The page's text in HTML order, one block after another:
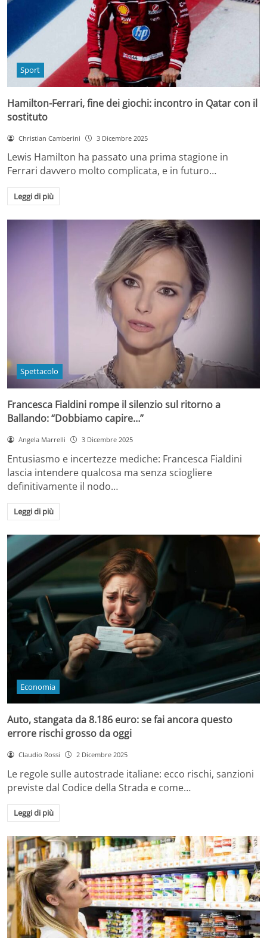
Sport
Hamilton-Ferrari, fine dei giochi: incontro in Qatar con il
sostituto
Christian Camberini 3 Dicembre 2025
Lewis Hamilton ha passato una prima stagione in
Ferrari davvero molto complicata, e in futuro…
Leggi di più
Spettacolo
Francesca Fialdini rompe il silenzio sul ritorno a
Ballando: “Dobbiamo capire…”
Angela Marrelli 3 Dicembre 2025
Entusiasmo e incertezze mediche: Francesca Fialdini
lascia intendere qualcosa ma senza sciogliere
definitivamente il nodo…
Leggi di più
Economia
Auto, stangata da 8.186 euro: se fai ancora questo
errore rischi grosso da oggi
Claudio Rossi 2 Dicembre 2025
Le regole sulle autostrade italiane: ecco rischi, sanzioni
previste dal Codice della Strada e come…
Leggi di più